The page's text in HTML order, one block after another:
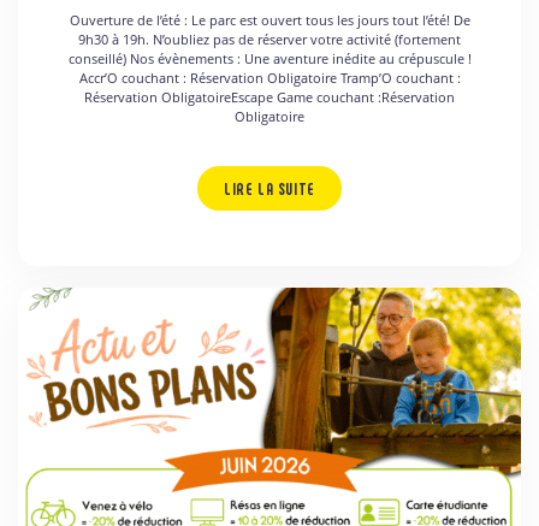
Ouverture de l’été : Le parc est ouvert tous les jours tout l’été! De
9h30 à 19h. N’oubliez pas de réserver votre activité (fortement
conseillé) Nos évènements : Une aventure inédite au crépuscule !
Accr’O couchant : Réservation Obligatoire Tramp’O couchant :
Réservation ObligatoireEscape Game couchant :Réservation
Obligatoire
LIRE LA SUITE